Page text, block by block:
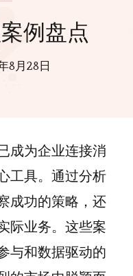
例盘点
8月28日
成为企业连接消
工具。通过分析
成功的策略，还
际业务。这些案
与和数据驱动的